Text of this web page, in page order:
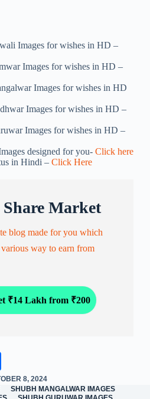
Images for wishes in HD –
Images for wishes in HD –
Images for wishes in HD
Images for wishes in HD –
Images for wishes in HD –
designed for you- Click here
in Hindi – Click Here
Market
blog made for you which
way to earn from
₹14 Lakh from ₹200
ha 8, 2024
SHUBH MANGALWAR IMAGES